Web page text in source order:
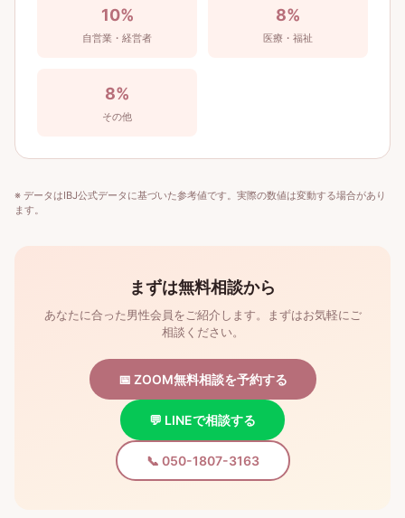
10%
自営業・経営者
8%
医療・福祉
8%
その他
※ データはIBJ公式データに基づいた参考値です。実際の数値は変動する場合があり
ます。
まずは無料相談から
あなたに合った男性会員をご紹介します。まずはお気軽にご
相談ください。
📅 ZOOM無料相談を予約する
💬 LINEで相談する
📞 050-1807-3163